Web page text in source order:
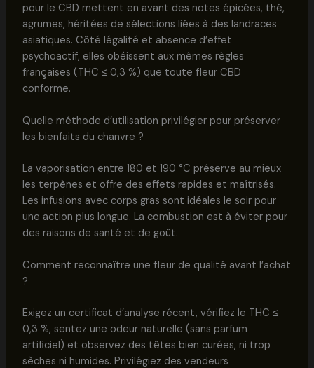
pour le CBD mettent en avant des notes épicées, thé,
agrumes, héritées de sélections liées à des landraces
asiatiques. Côté légalité et absence d’effet
psychoactif, elles obéissent aux mêmes règles
françaises (THC ≤ 0,3 %) que toute fleur CBD
conforme.
Quelle méthode d’utilisation privilégier pour préserver
les bienfaits du chanvre ?
La vaporisation entre 180 et 190 °C préserve au mieux
les terpènes et offre des effets rapides et maîtrisés.
Les infusions avec corps gras sont idéales le soir pour
une action plus longue. La combustion est à éviter pour
des raisons de santé et de goût.
Comment reconnaître une fleur de qualité avant l’achat
?
Exigez un certificat d’analyse récent, vérifiez le THC ≤
0,3 %, sentez une odeur naturelle (sans parfum
artificiel) et observez des têtes bien curées, ni trop
sèches ni humides. Privilégiez des vendeurs